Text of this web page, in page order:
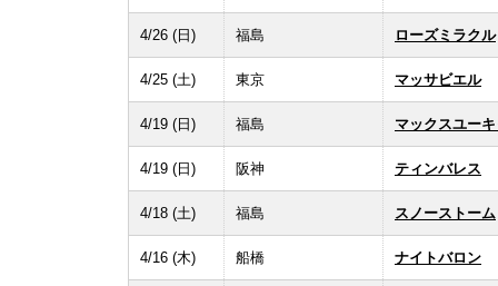
4/26 (日) 福島 ローズミラクル
4/25 (土) 東京 マッサビエル
4/19 (日) 福島 マックスユー
4/19 (日) 阪神 ティンバレス
4/18 (土) 福島 スノーストーム
4/16 (木) 船橋 ナイトバロン